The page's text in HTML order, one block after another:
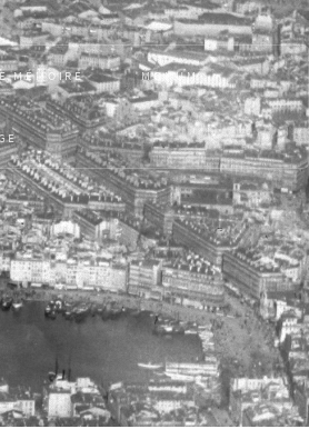
MÉMOIRE MONUM